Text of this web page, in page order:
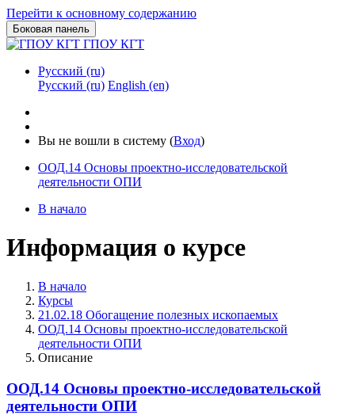
Перейти к основному содержанию
Боковая панель
ГПОУ КГТ
Русский ‎(ru)‎
Русский ‎(ru)‎ English ‎(en)‎
Вы не вошли в систему (Вход)
ООД.14 Основы проектно-исследовательской
деятельности ОПИ
В начало
Информация о курсе
В начало
Курсы
21.02.18 Обогащение полезных ископаемых
ООД.14 Основы проектно-исследовательской
деятельности ОПИ
Описание
ООД.14 Основы проектно-исследовательской
деятельности ОПИ